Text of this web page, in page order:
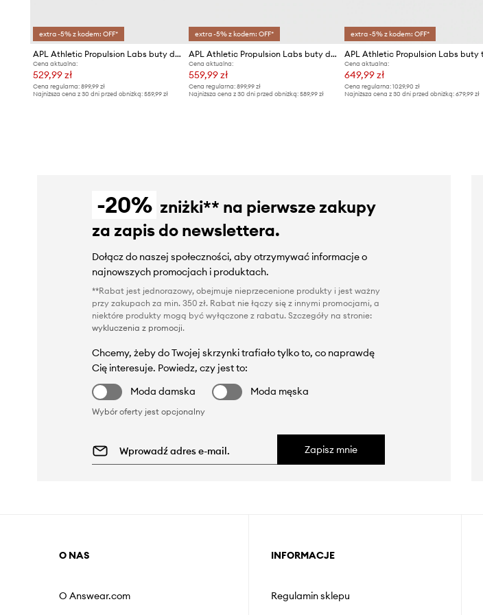
extra -5% z kodem: OFF*
APL Athletic Propulsion Labs buty do biegania TechLoom Breeze
Cena aktualna:
529,99 zł
Cena regularna: 899,99 zł
Najniższa cena z 30 dni przed obniżką: 559,99 zł
extra -5% z kodem: OFF*
APL Athletic Propulsion Labs buty do biegania TechLoom Breeze
Cena aktualna:
559,99 zł
Cena regularna:899,99 zł
Najniższa cena z 30 dni przed obniżką:589,99 zł
extra -5% z kodem: OFF*
Cena aktualna:
649,99 zł
Cena regularna: 1029,90 zł
Najniższa cena z 30 dni przed obniżką: 679,99 zł
-20% zniżki** na pierwsze zakupy
za zapis do newslettera.
Dołącz do naszej społeczności, aby otrzymywać informacje o
najnowszych promocjach i produktach.
**Rabat jest jednorazowy, obejmuje nieprzecenione produkty i jest ważny
przy zakupach za min. 350 zł. Rabat nie łączy się z innymi promocjami, a
niektóre produkty mogą być wyłączone z rabatu. Szczegóły na stronie:
wykluczenia z promocji.
Chcemy, żeby do Twojej skrzynki trafiało tylko to, co naprawdę
Cię interesuje. Powiedz, czy jest to:
Moda damska
Moda męska
Wybór oferty jest opcjonalny
Zapisz mnie
O NAS
O Answear.com
INFORMACJE
Regulamin sklepu